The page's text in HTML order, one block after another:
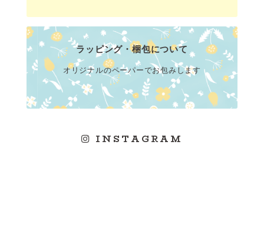
ラッピング・梱包について
オリジナルのペーパーでお包みします
INSTAGRAM